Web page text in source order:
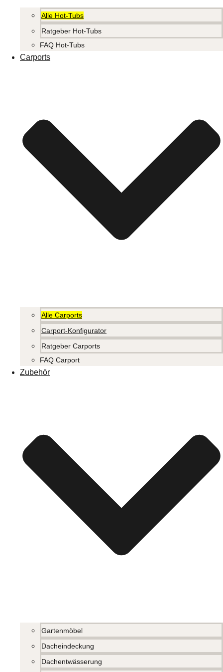
Alle Hot-Tubs
Ratgeber Hot-Tubs
FAQ Hot-Tubs
Carports
Alle Carports
Carport-Konfigurator
Ratgeber Carports
FAQ Carport
Zubehör
Gartenmöbel
Dacheindeckung
Dachentwässerung